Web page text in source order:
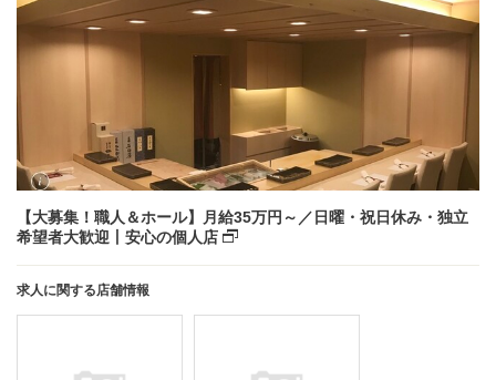
【大募集！職人＆ホール】月給35万円～／日曜・祝日休み・独立
希望者大歓迎丨安心の個人店
求人に関する店舗情報